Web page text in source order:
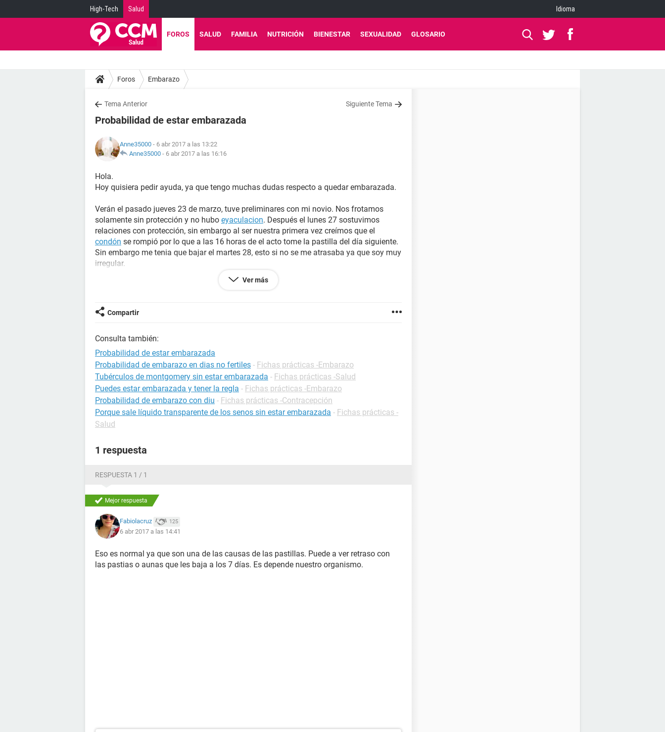
High-Tech Salud Idioma
FOROS SALUD FAMILIA NUTRICIÓN BIENESTAR SEXUALIDAD GLOSARIO
Foros Embarazo
Tema Anterior Siguiente Tema
Probabilidad de estar embarazada
Anne35000 - 6 abr 2017 a las 13:22
Anne35000 - 6 abr 2017 a las 16:16
Hola.
Hoy quisiera pedir ayuda, ya que tengo muchas dudas respecto a quedar embarazada.
Verán el pasado jueves 23 de marzo, tuve preliminares con mi novio. Nos frotamos
solamente sin protección y no hubo eyaculacion. Después el lunes 27 sostuvimos
relaciones con protección, sin embargo al ser nuestra primera vez creímos que el
condón se rompió por lo que a las 16 horas de el acto tome la pastilla del día siguiente.
Sin embargo me tenia que bajar el martes 28, esto si no se me atrasaba ya que soy muy
irregular.
dieron fuertes cólicos también normales en mi ciclo.
Ver más
Compartir
Consulta también:
Probabilidad de estar embarazada
Probabilidad de embarazo en dias no fertiles - Fichas prácticas -Embarazo
Tubérculos de montgomery sin estar embarazada - Fichas prácticas -Salud
Puedes estar embarazada y tener la regla - Fichas prácticas -Embarazo
Probabilidad de embarazo con diu - Fichas prácticas -Contracepción
Porque sale líquido transparente de los senos sin estar embarazada - Fichas prácticas -
Salud
1 respuesta
RESPUESTA 1 / 1
Mejor respuesta
Fabiolacruz 125
6 abr 2017 a las 14:41
Eso es normal ya que son una de las causas de las pastillas. Puede a ver retraso con
las pastias o aunas que les baja a los 7 días. Es depende nuestro organismo.